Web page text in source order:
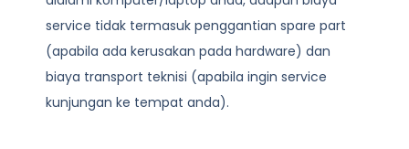
service tidak termasuk penggantian spare part
(apabila ada kerusakan pada hardware) dan
biaya transport teknisi (apabila ingin service
kunjungan ke tempat anda).